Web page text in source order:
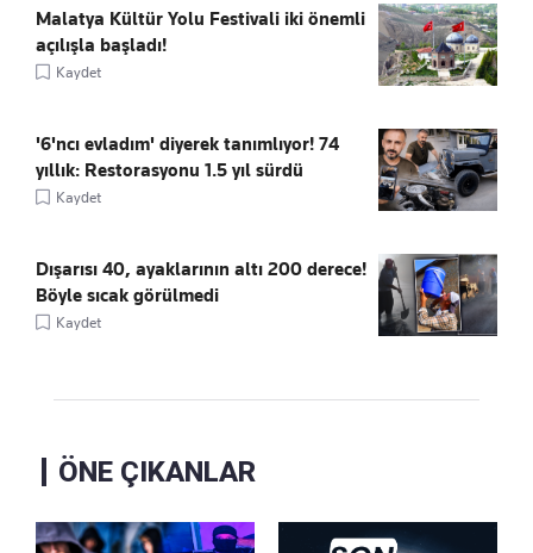
Malatya Kültür Yolu Festivali iki önemli
açılışla başladı!
Kaydet
'6'ncı evladım' diyerek tanımlıyor! 74
yıllık: Restorasyonu 1.5 yıl sürdü
Kaydet
Dışarısı 40, ayaklarının altı 200 derece!
Böyle sıcak görülmedi
Kaydet
ÖNE ÇIKANLAR